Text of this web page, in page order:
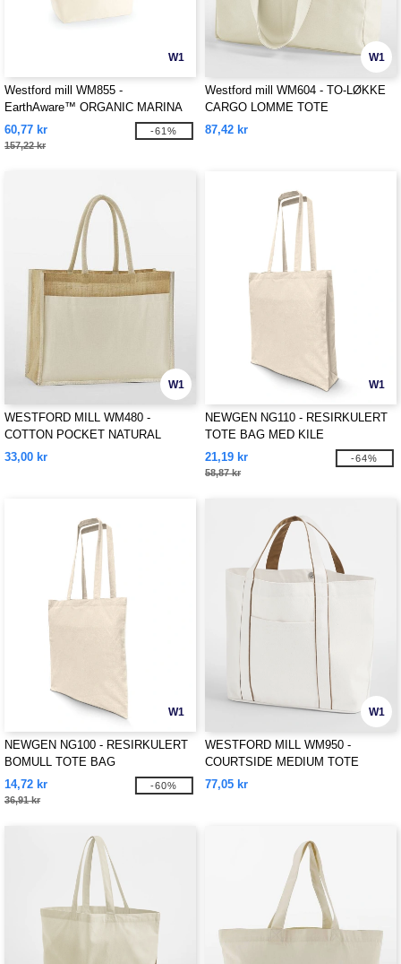
W1
Westford mill WM855 -
EarthAware™ ORGANIC MARINA
TOTE XL
60,77 kr
157,22 kr
-61%
W1
Westford mill WM604 - TO-LØKKE
CARGO LOMME TOTE
87,42 kr
W1
WESTFORD MILL WM480 -
COTTON POCKET NATURAL
STARCHED JUTE SHOPPER
33,00 kr
W1
NEWGEN NG110 - RESIRKULERT
TOTE BAG MED KILE
21,19 kr
58,87 kr
-64%
W1
NEWGEN NG100 - RESIRKULERT
BOMULL TOTE BAG
14,72 kr
36,91 kr
-60%
W1
WESTFORD MILL WM950 -
COURTSIDE MEDIUM TOTE
77,05 kr